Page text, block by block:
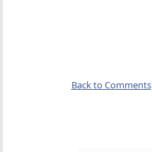
Back to Comments